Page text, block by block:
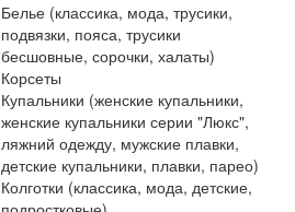
Белье (классика, мода, трусики,
подвязки, пояса, трусики
бесшовные, сорочки, халаты)
Корсеты
Купальники (женские купальники,
женские купальники серии "Люкс",
ляжний одежду, мужские плавки,
детские купальники, плавки, парео)
Колготки (классика, мода, детские,